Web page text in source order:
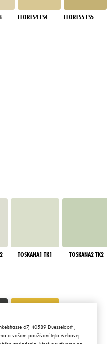
FLORES4 FS4 FLORES5 FS5
TOSKANA1 TK1 TOSKANA2 TK2
67, 40589 Duesseldorf ,
o vašom používaní tejto webovej